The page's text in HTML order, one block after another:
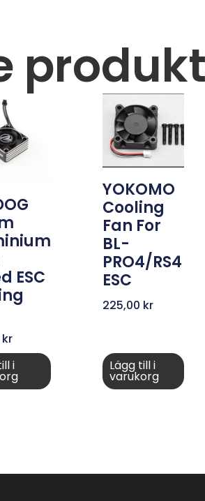
ESC
kr
i
YOKOMO
Cooling
Fan For
BL-
PRO4/RS4
ESC
225,00 kr
Lägg till i
varukorg